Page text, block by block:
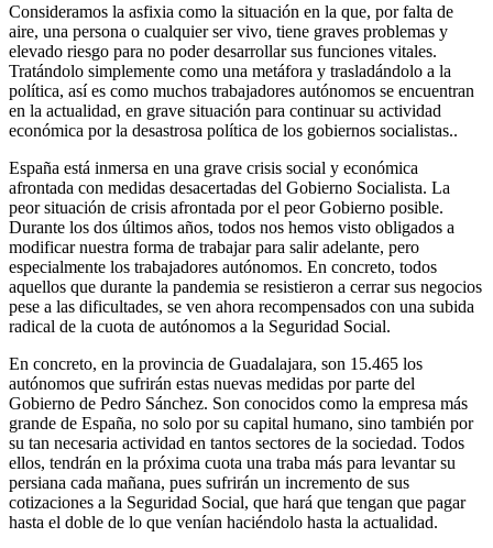
Consideramos la asfixia como la situación en la que, por falta de
aire, una persona o cualquier ser vivo, tiene graves problemas y
elevado riesgo para no poder desarrollar sus funciones vitales.
Tratándolo simplemente como una metáfora y trasladándolo a la
política, así es como muchos trabajadores autónomos se encuentran
en la actualidad, en grave situación para continuar su actividad
económica por la desastrosa política de los gobiernos socialistas..
España está inmersa en una grave crisis social y económica
afrontada con medidas desacertadas del Gobierno Socialista. La
peor situación de crisis afrontada por el peor Gobierno posible.
Durante los dos últimos años, todos nos hemos visto obligados a
modificar nuestra forma de trabajar para salir adelante, pero
especialmente los trabajadores autónomos. En concreto, todos
aquellos que durante la pandemia se resistieron a cerrar sus negocios
pese a las dificultades, se ven ahora recompensados con una subida
radical de la cuota de autónomos a la Seguridad Social.
En concreto, en la provincia de Guadalajara, son 15.465 los
autónomos que sufrirán estas nuevas medidas por parte del
Gobierno de Pedro Sánchez. Son conocidos como la empresa más
grande de España, no solo por su capital humano, sino también por
su tan necesaria actividad en tantos sectores de la sociedad. Todos
ellos, tendrán en la próxima cuota una traba más para levantar su
persiana cada mañana, pues sufrirán un incremento de sus
cotizaciones a la Seguridad Social, que hará que tengan que pagar
hasta el doble de lo que venían haciéndolo hasta la actualidad.